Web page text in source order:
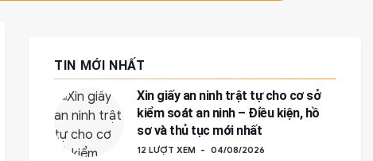
TIN MỚI NHẤT
Xin giấy an ninh trật tự cho cơ sở
kiểm soát an ninh – Điều kiện, hồ
sơ và thủ tục mới nhất
12 LƯỢT XEM 04/08/2026